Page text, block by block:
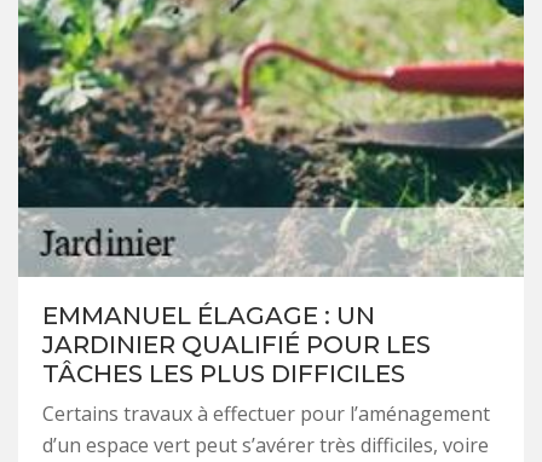
EMMANUEL ÉLAGAGE : UN
JARDINIER QUALIFIÉ POUR LES
TÂCHES LES PLUS DIFFICILES
Certains travaux à effectuer pour l’aménagement
d’un espace vert peut s’avérer très difficiles, voire